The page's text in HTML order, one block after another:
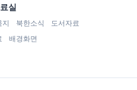
실
북한소식
도서자료
배경화면